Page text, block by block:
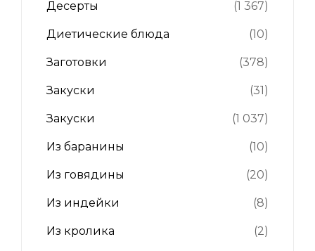
Десерты (1 367)
Диетические блюда (10)
Заготовки (378)
Закуски (31)
Закуски (1 037)
Из баранины (10)
Из говядины (20)
Из индейки (8)
Из кролика (2)